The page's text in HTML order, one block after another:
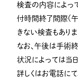
検査の内容によっ
付時間終了間際(午
きない検査もありま
なお、午後は手術
状況によっては当
詳しくはお電話に